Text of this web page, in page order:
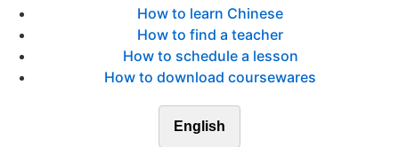
How to learn Chinese
How to find a teacher
How to schedule a lesson
How to download coursewares
English